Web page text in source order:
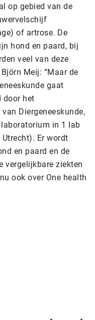
op gebied van de
of artrose. De
hond en paard, bij
veel van deze
Meij: “Maar de
gaat
door het
Diergeneeskunde,
laboratorium in 1 lab
Er wordt
en paard en de
vergelijkbare ziekten
ook over One health